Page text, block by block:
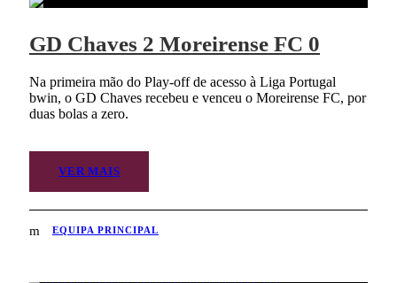
GD Chaves 2 Moreirense FC 0
Na primeira mão do Play-off de acesso à Liga Portugal
bwin, o GD Chaves recebeu e venceu o Moreirense FC, por
duas bolas a zero.
VER MAIS
EQUIPA PRINCIPAL